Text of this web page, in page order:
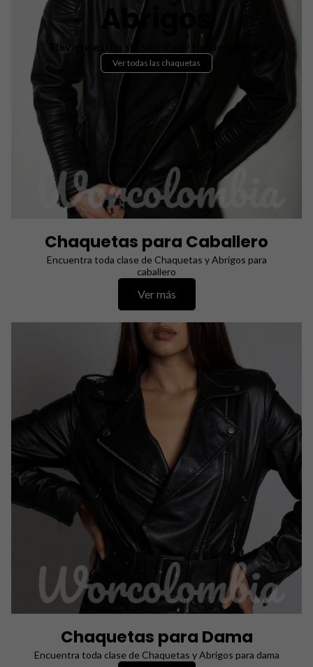
Abrigos
Eleva tu estilo sin sacrificar tu comodidad
Ver todas las chaquetas
Chaquetas para Caballero
Encuentra toda clase de Chaquetas y Abrigos para
caballero
Ver más
Chaquetas para Dama
Encuentra toda clase de Chaquetas y Abrigos para dama